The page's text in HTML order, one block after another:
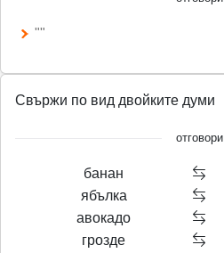
""
Свържи по вид двойките думи
отговори
банан
ябълка
авокадо
грозде